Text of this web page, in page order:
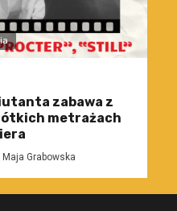
zabawa z
metrażach
Maja Grabowska